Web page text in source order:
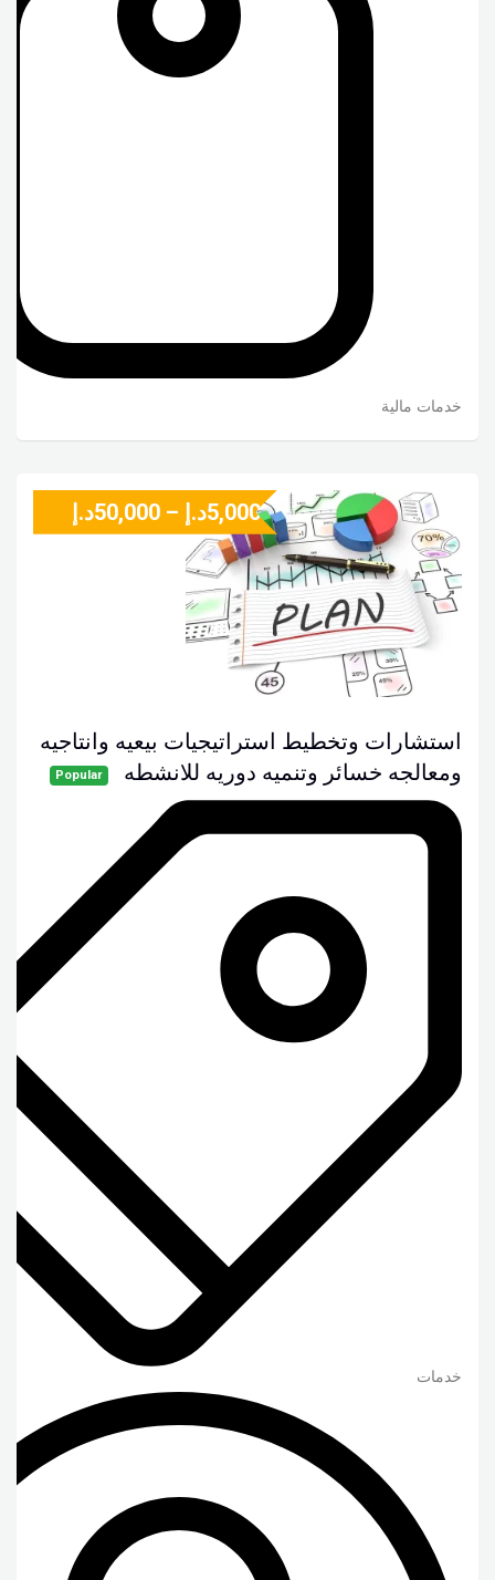
خدمات مالية
استشارات وتخطيط استراتيجيات بيعيه وانتاجيه
ومعالجه خسائر وتنميه دوريه للانشطه
Popular
خدمات
5,000د.إ –
50,000د.إ